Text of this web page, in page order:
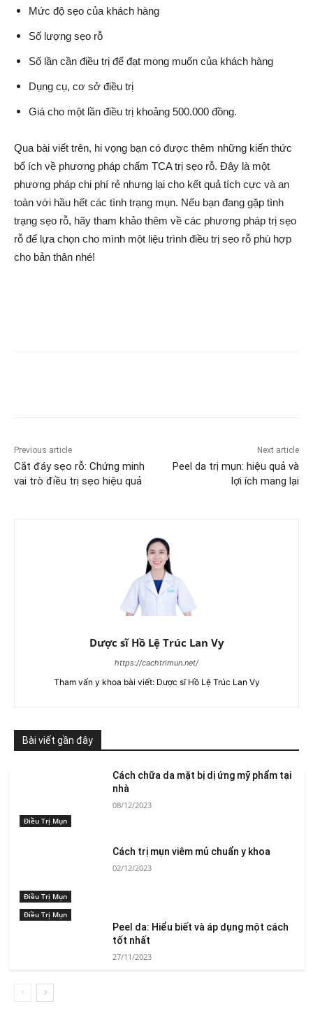
Mức độ sẹo của khách hàng
Số lượng sẹo rỗ
Số lần cần điều trị để đạt mong muốn của khách hàng
Dụng cụ, cơ sở điều trị
Giá cho một lần điều trị khoảng 500.000 đồng.
Qua bài viết trên, hi vọng bạn có được thêm những kiến thức
bổ ích về phương pháp chấm TCA trị sẹo rỗ. Đây là một
phương pháp chi phí rẻ nhưng lại cho kết quả tích cực và an
toàn với hầu hết các tình trạng mụn. Nếu bạn đang gặp tình
trạng sẹo rỗ, hãy tham khảo thêm về các phương pháp trị sẹo
rỗ để lựa chọn cho mình một liệu trình điều trị sẹo rỗ phù hợp
cho bản thân nhé!
Previous article
Cắt đáy sẹo rỗ: Chứng minh
vai trò điều trị sẹo hiệu quả
Next article
Peel da trị mụn: hiệu quả và
lợi ích mang lại
Dược sĩ Hồ Lệ Trúc Lan Vy
https://cachtrimun.net/
Tham vấn y khoa bài viết: Dược sĩ Hồ Lệ Trúc Lan Vy
Bài viết gần đây
Điều Trị Mụn
Cách chữa da mặt bị dị ứng mỹ phẩm tại
nhà
08/12/2023
Điều Trị Mụn
Cách trị mụn viêm mủ chuẩn y khoa
02/12/2023
Điều Trị Mụn
Peel da: Hiểu biết và áp dụng một cách
tốt nhất
27/11/2023